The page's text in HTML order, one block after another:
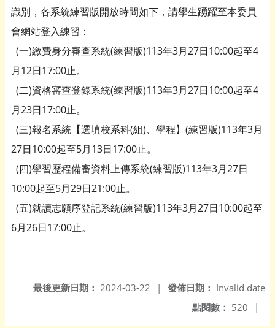
識別，各系統練習版開放時間如下，請學生踴躍至本委員
會網站登入練習：
(一)繳費身分審查系統(練習版)113年3月27日10:00起至4
月12日17:00止。
(二)資格審查登錄系統(練習版)113年3月27日10:00起至4
月23日17:00止。
(三)報名系統【選填校系科(組)、學程】(練習版)113年3月
27日10:00起至5月13日17:00止。
(四)學習歷程備審資料上傳系統(練習版)113年3月27日
10:00起至5月29日21:00止。
(五)就讀志願序登記系統(練習版)113年3月27日10:00起至
6月26日17:00止。
發佈日期： Invalid date
最後更新日期： 2024-03-22
|
點閱數： 520 |